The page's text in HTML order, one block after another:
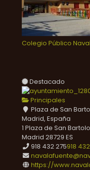
Colegio Público
Destacado
Principales
Plaza de San
Madrid, España
1 Plaza de San
Madrid 28729 ES
918 432 275918
https://